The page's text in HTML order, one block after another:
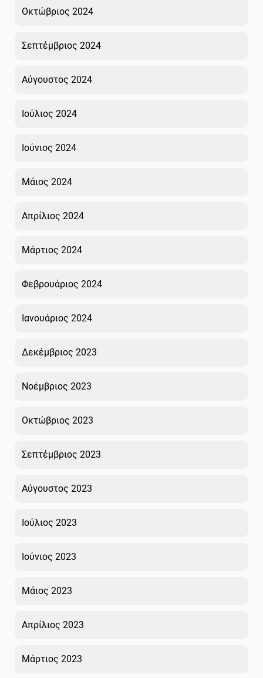
Οκτώβριος 2024
Σεπτέμβριος 2024
Αύγουστος 2024
Ιούλιος 2024
Ιούνιος 2024
Μάιος 2024
Απρίλιος 2024
Μάρτιος 2024
Φεβρουάριος 2024
Ιανουάριος 2024
Δεκέμβριος 2023
Νοέμβριος 2023
Οκτώβριος 2023
Σεπτέμβριος 2023
Αύγουστος 2023
Ιούλιος 2023
Ιούνιος 2023
Μάιος 2023
Απρίλιος 2023
Μάρτιος 2023